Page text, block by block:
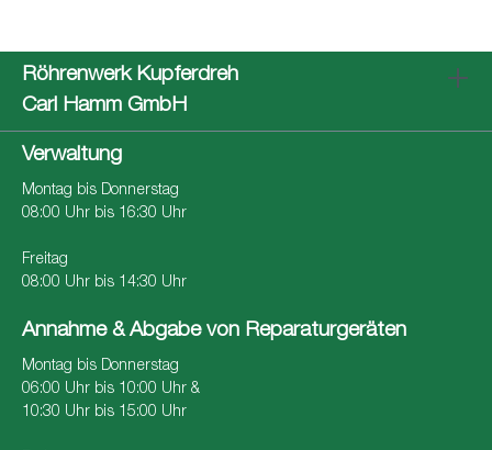
Röhrenwerk Kupferdreh
Carl Hamm GmbH
Verwaltung
Montag bis Donnerstag
08:00 Uhr bis 16:30 Uhr
Freitag
08:00 Uhr bis 14:30 Uhr
Annahme & Abgabe von Reparaturgeräten
Montag bis Donnerstag
06:00 Uhr bis 10:00 Uhr &
10:30 Uhr bis 15:00 Uhr